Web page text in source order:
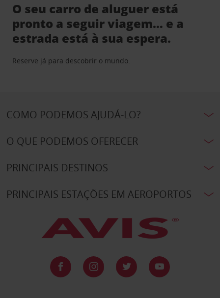
O seu carro de aluguer está
pronto a seguir viagem… e a
estrada está à sua espera.
Reserve já para descobrir o mundo.
COMO PODEMOS AJUDÁ-LO?
O QUE PODEMOS OFERECER
PRINCIPAIS DESTINOS
PRINCIPAIS ESTAÇÕES EM AEROPORTOS